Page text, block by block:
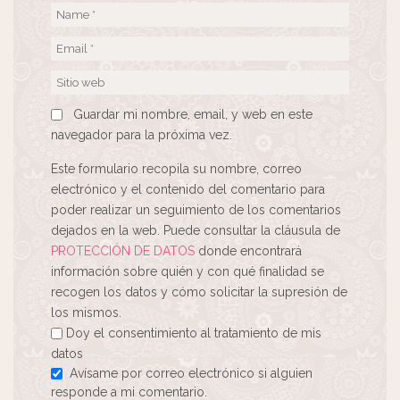
Guardar mi nombre, email, y web en este
navegador para la próxima vez.
Este formulario recopila su nombre, correo
electrónico y el contenido del comentario para
poder realizar un seguimiento de los comentarios
dejados en la web. Puede consultar la cláusula de
PROTECCIÓN DE DATOS donde encontrará
información sobre quién y con qué finalidad se
recogen los datos y cómo solicitar la supresión de
los mismos.
Doy el consentimiento al tratamiento de mis
datos
Avísame por correo electrónico si alguien
responde a mi comentario.